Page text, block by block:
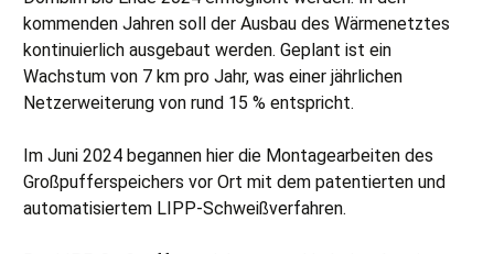
kommenden Jahren soll der Ausbau des Wärmenetztes
kontinuierlich ausgebaut werden. Geplant ist ein
Wachstum von 7 km pro Jahr, was einer jährlichen
Netzerweiterung von rund 15 % entspricht.
Im Juni 2024 begannen hier die Montagearbeiten des
Großpufferspeichers vor Ort mit dem patentierten und
automatisiertem LIPP-Schweißverfahren.